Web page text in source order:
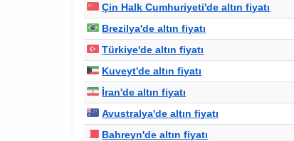
Çin Halk Cumhuriyeti'de altın fiyatı
Brezilya'de altın fiyatı
Türkiye'de altın fiyatı
Kuveyt'de altın fiyatı
İran'de altın fiyatı
Avustralya'de altın fiyatı
Bahreyn'de altın fiyatı